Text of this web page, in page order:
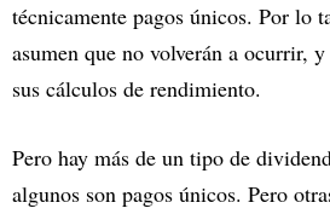
técnicamente pagos únicos. Por lo
asumen que no volverán a ocurrir,
sus cálculos de rendimiento.
Pero hay más de un tipo de
algunos son pagos únicos. Pero